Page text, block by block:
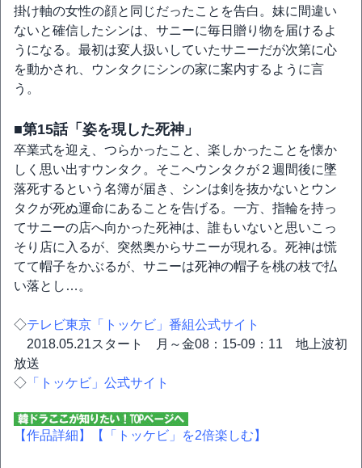
掛け軸の女性の顔と同じだったことを告白。妹に間違い
ないと確信したシンは、サニーに毎日贈り物を届けるよ
うになる。最初は変人扱いしていたサニーだが次第に心
を動かされ、ウンタクにシンの家に案内するように言
う。
■第15話「姿を現した死神」
卒業式を迎え、つらかったこと、楽しかったことを懐か
しく思い出すウンタク。そこへウンタクが２週間後に墜
落死するという名簿が届き、シンは剣を抜かないとウン
タクが死ぬ運命にあることを告げる。一方、指輪を持っ
てサニーの店へ向かった死神は、誰もいないと思いこっ
そり店に入るが、突然奥からサニーが現れる。死神は慌
てて帽子をかぶるが、サニーは死神の帽子を桃の枝で払
い落とし…。
◇テレビ東京「トッケビ」番組公式サイト
2018.05.21スタート 月～金08：15-09：11 地上波初
放送
◇ 「トッケビ」公式サイト
【作品詳細】 【「トッケビ」を2倍楽しむ】